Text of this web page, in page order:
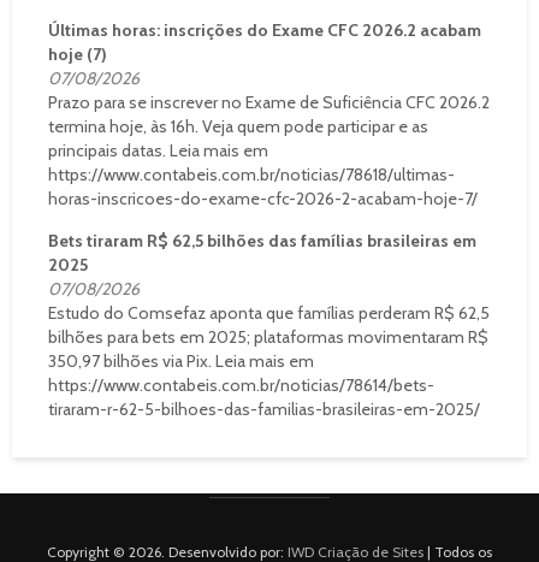
Últimas horas: inscrições do Exame CFC 2026.2 acabam
hoje (7)
07/08/2026
Prazo para se inscrever no Exame de Suficiência CFC 2026.2
termina hoje, às 16h. Veja quem pode participar e as
principais datas. Leia mais em
https://www.contabeis.com.br/noticias/78618/ultimas-
horas-inscricoes-do-exame-cfc-2026-2-acabam-hoje-7/
Bets tiraram R$ 62,5 bilhões das famílias brasileiras em
2025
07/08/2026
Estudo do Comsefaz aponta que famílias perderam R$ 62,5
bilhões para bets em 2025; plataformas movimentaram R$
350,97 bilhões via Pix. Leia mais em
https://www.contabeis.com.br/noticias/78614/bets-
tiraram-r-62-5-bilhoes-das-familias-brasileiras-em-2025/
Copyright © 2026. Desenvolvido por: IWD Criação de Sites | Todos os